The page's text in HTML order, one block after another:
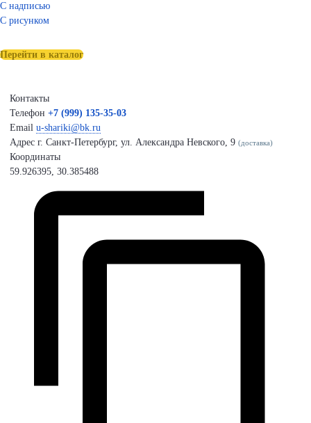
С надписью
С рисунком
Перейти в каталог
Контакты
Телефон +7 (999) 135-35-03
Email u-shariki@bk.ru
Адрес г. Санкт-Петербург, ул. Александра Невского, 9 (доставка)
Координаты
59.926395, 30.385488